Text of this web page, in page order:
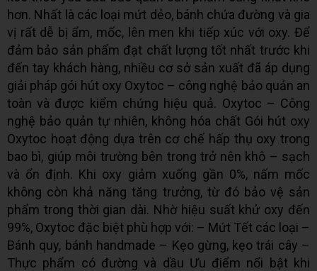
hơn. Nhất là các loại mứt dẻo, bánh chứa đường và gia
vị rất dễ bị ẩm, mốc, lên men khi tiếp xúc với oxy. Để
đảm bảo sản phẩm đạt chất lượng tốt nhất trước khi
đến tay khách hàng, nhiều cơ sở sản xuất đã áp dụng
giải pháp gói hút oxy Oxytoc – công nghệ bảo quản an
toàn và được kiểm chứng hiệu quả. Oxytoc – Công
nghệ bảo quản tự nhiên, không hóa chất Gói hút oxy
Oxytoc hoạt động dựa trên cơ chế hấp thụ oxy trong
bao bì, giúp môi trường bên trong trở nên khô – sạch
và ổn định. Khi oxy giảm xuống gần 0%, nấm mốc
không còn khả năng tăng trưởng, từ đó bảo vệ sản
phẩm trong thời gian dài. Nhờ hiệu suất khử oxy đến
99%, Oxytoc đặc biệt phù hợp với: – Mứt Tết các loại –
Bánh quy, bánh handmade – Kẹo gừng, kẹo trái cây –
Thực phẩm có đường và dầu Ưu điểm nổi bật khi